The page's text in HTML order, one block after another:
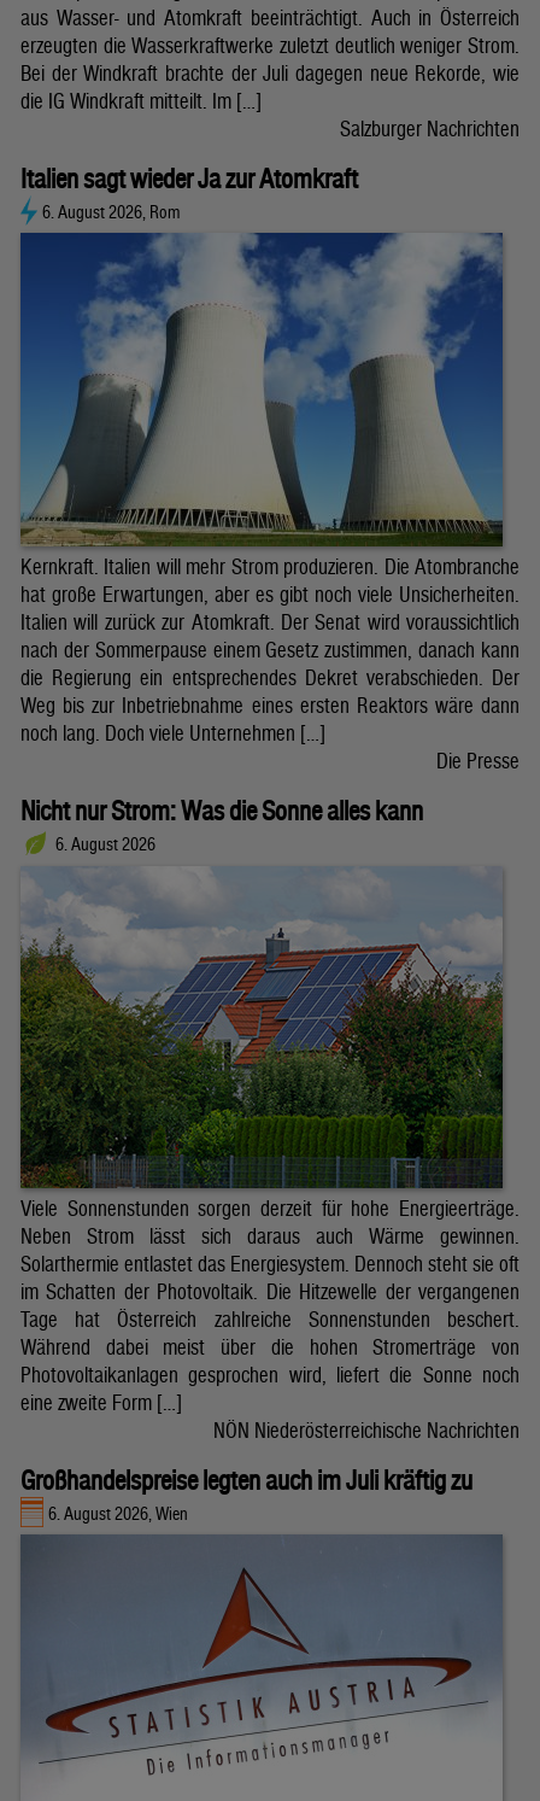
aus Wasser- und Atomkraft beeinträchtigt. Auch in Österreich
erzeugten die Wasserkraftwerke zuletzt deutlich weniger Strom.
Bei der Windkraft brachte der Juli dagegen neue Rekorde, wie
die IG Windkraft mitteilt. Im […]
Salzburger Nachrichten
Italien sagt wieder Ja zur Atomkraft
6. August 2026, Rom
Kernkraft. Italien will mehr Strom produzieren. Die Atombranche
hat große Erwartungen, aber es gibt noch viele Unsicherheiten.
Italien will zurück zur Atomkraft. Der Senat wird voraussichtlich
nach der Sommerpause einem Gesetz zustimmen, danach kann
die Regierung ein entsprechendes Dekret verabschieden. Der
Weg bis zur Inbetriebnahme eines ersten Reaktors wäre dann
noch lang. Doch viele Unternehmen […]
Die Presse
Nicht nur Strom: Was die Sonne alles kann
6. August 2026
Viele Sonnenstunden sorgen derzeit für hohe Energieerträge.
Neben Strom lässt sich daraus auch Wärme gewinnen.
Solarthermie entlastet das Energiesystem. Dennoch steht sie oft
im Schatten der Photovoltaik. Die Hitzewelle der vergangenen
Tage hat Österreich zahlreiche Sonnenstunden beschert.
Während dabei meist über die hohen Stromerträge von
Photovoltaikanlagen gesprochen wird, liefert die Sonne noch
eine zweite Form […]
NÖN Niederösterreichische Nachrichten
Großhandelspreise legten auch im Juli kräftig zu
6. August 2026, Wien